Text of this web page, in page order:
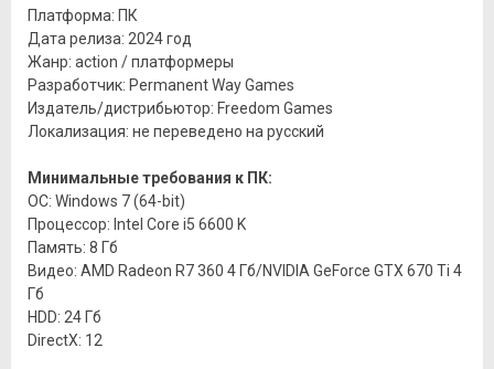
Платформа: ПК
Дата релиза: 2024 год
Жанр: action / платформеры
Разработчик: Permanent Way Games
Издатель/дистрибьютор: Freedom Games
Локализация: не переведено на русский
Минимальные требования к ПК:
ОС: Windows 7 (64-bit)
Процессор: Intel Core i5 6600 K
Память: 8 Гб
Видео: AMD Radeon R7 360 4 Гб/NVIDIA GeForce GTX 670 Ti 4
Гб
HDD: 24 Гб
DirectX: 12